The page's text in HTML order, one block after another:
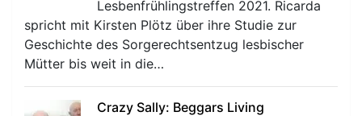
Lesbenfrühlingstreffen 2021. Ricarda
spricht mit Kirsten Plötz über ihre Studie zur
Geschichte des Sorgerechtsentzug lesbischer
Mütter bis weit in die…
Crazy Sally: Beggars Living